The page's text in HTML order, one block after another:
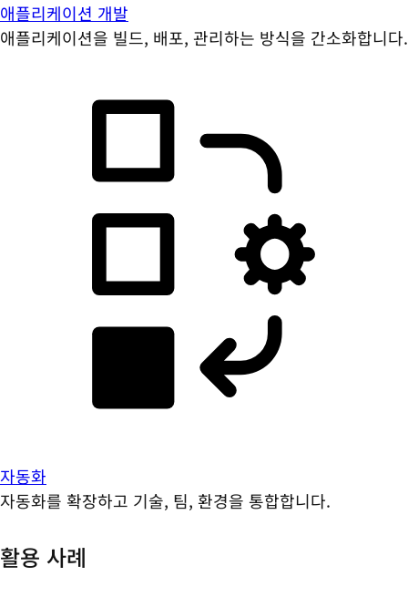
애플리케이션 개발
애플리케이션을 빌드, 배포, 관리하는 방식을 간소화합니다.
자동화
자동화를 확장하고 기술, 팀, 환경을 통합합니다.
활용 사례